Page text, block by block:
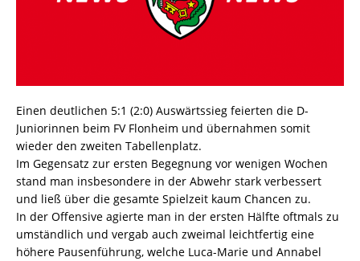
Einen deutlichen 5:1 (2:0) Auswärtssieg feierten die D-
Juniorinnen beim FV Flonheim und übernahmen somit
wieder den zweiten Tabellenplatz.
Im Gegensatz zur ersten Begegnung vor wenigen Wochen
stand man insbesondere in der Abwehr stark verbessert
und ließ über die gesamte Spielzeit kaum Chancen zu.
In der Offensive agierte man in der ersten Hälfte oftmals zu
umständlich und vergab auch zweimal leichtfertig eine
höhere Pausenführung, welche Luca-Marie und Annabel